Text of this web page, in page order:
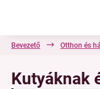
Bevezető Otthon és
Kutyáknak